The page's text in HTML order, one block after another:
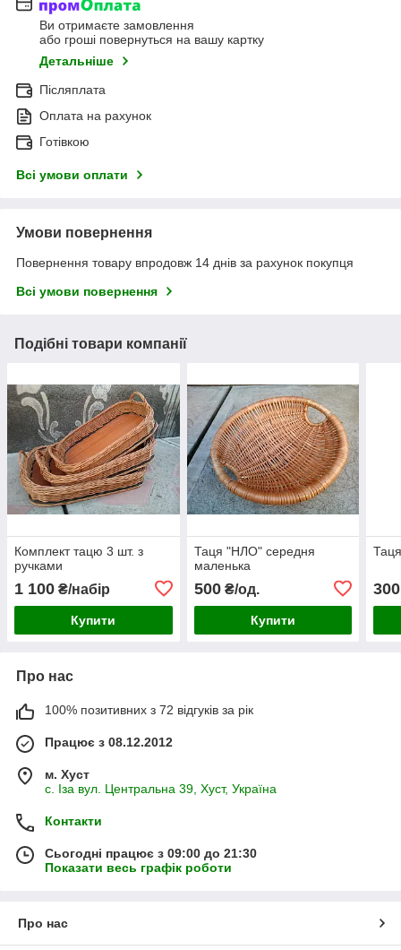
Ви отримаєте замовлення
або гроші повернуться на вашу картку
Детальніше
Післяплата
Оплата на рахунок
Готівкою
Всі умови оплати
Умови повернення
Повернення товару впродовж 14 днів за рахунок покупця
Всі умови повернення
Подібні товари компанії
Комплект тацю 3 шт. з
ручками
1 100 ₴/набір
Купити
Таця "НЛО" середня
маленька
500₴/од.
Купити
300
Про нас
100% позитивних з 72 відгуків за рік
Працює з 08.12.2012
м. Хуст
с. Іза вул. Центральна 39, Хуст, Україна
Контакти
Сьогодні працює з 09:00 до 21:30
Показати весь графік роботи
Про нас